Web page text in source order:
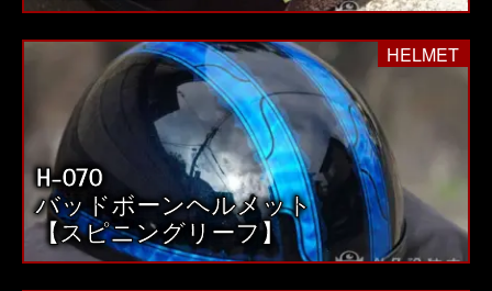
HELMET
H-070
バッドボーンヘルメット
【スピニングリーフ】